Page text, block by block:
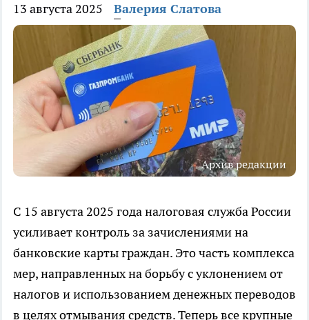
13 августа 2025 Валерия Слатова
Архив редакции
С 15 августа 2025 года налоговая служба России
усиливает контроль за зачислениями на
банковские карты граждан. Это часть комплекса
мер, направленных на борьбу с уклонением от
налогов и использованием денежных переводов
в целях отмывания средств. Теперь все крупные